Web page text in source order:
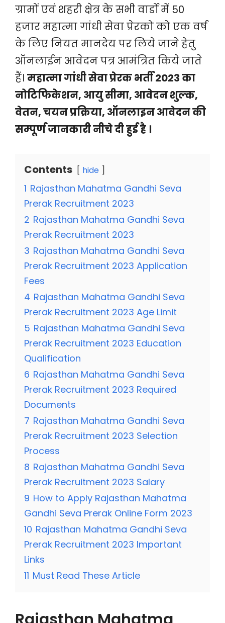
ग्रामों एवं शहरी क्षेत्र के सभी वार्डो में 50
हजार महात्मा गांधी सेवा प्रेरको को एक वर्ष
के लिए नियत मानदेय पर लिये जाने हेतु
ऑनलाईन आवेदन पत्र आमंत्रित किये जाते
हैं। महात्मा गांधी सेवा प्रेरक भर्ती 2023 का
नोटिफिकेशन, आयु सीमा, आवेदन शुल्क,
वेतन, चयन प्रक्रिया, ऑनलाइन आवेदन की
सम्पूर्ण जानकारी नीचे दी हुई है ।
Contents hide
1 Rajasthan Mahatma Gandhi Seva
Prerak Recruitment 2023
2 Rajasthan Mahatma Gandhi Seva
Prerak Recruitment 2023
3 Rajasthan Mahatma Gandhi Seva
Prerak Recruitment 2023 Application
Fees
4 Rajasthan Mahatma Gandhi Seva
Prerak Recruitment 2023 Age Limit
5 Rajasthan Mahatma Gandhi Seva
Prerak Recruitment 2023 Education
Qualification
6 Rajasthan Mahatma Gandhi Seva
Prerak Recruitment 2023 Required
Documents
7 Rajasthan Mahatma Gandhi Seva
Prerak Recruitment 2023 Selection
Process
8 Rajasthan Mahatma Gandhi Seva
Prerak Recruitment 2023 Salary
9 How to Apply Rajasthan Mahatma
Gandhi Seva Prerak Online Form 2023
10 Rajasthan Mahatma Gandhi Seva
Prerak Recruitment 2023 Important
Links
11 Must Read These Article